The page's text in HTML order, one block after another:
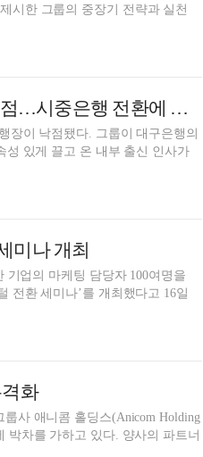
시한 그룹의 중장기 전략과 실천
DGB 차기 회장에 황병우 대구은행장 낙점…시중은행 전환에 사활 걸었다 [DGB 리더 스위치]
장이 낙점됐다. 그룹이 대구은행의
성 있게 끌고 온 내부 출신 인사가
미나 개최
업의 마케팅 담당자 100여명을
전환 세미나’를 개최했다고 16일
화
사 애니콤 홀딩스(Anicom Holding
고 있다. 양사의 파트너